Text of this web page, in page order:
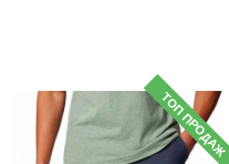
ТОП ПРОДАЖ